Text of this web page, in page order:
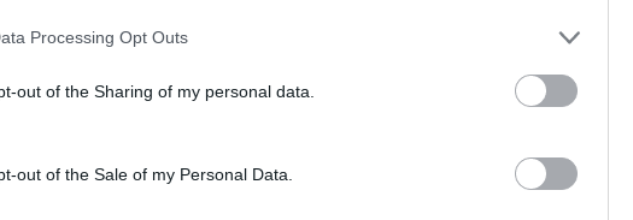
Processing Opt Outs
out of the Sharing of my personal data.
out of the Sale of my Personal Data.
Anstalten
Anstalten KumlaAnstalten